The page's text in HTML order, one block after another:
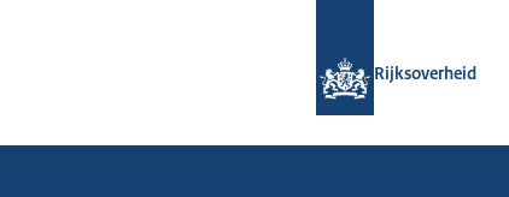
Rijksoverheid